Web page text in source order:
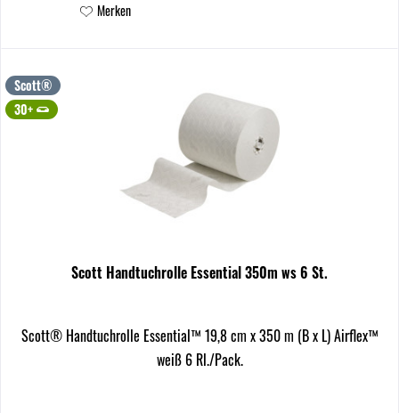
Merken
Scott®
30+
Scott Handtuchrolle Essential 350m ws 6 St.
Scott® Handtuchrolle Essential™ 19,8 cm x 350 m (B x L) Airflex™
weiß 6 Rl./Pack.